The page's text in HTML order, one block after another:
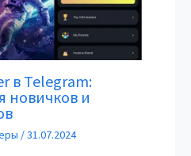
в Telegram:
новичков и
/31.07.2024